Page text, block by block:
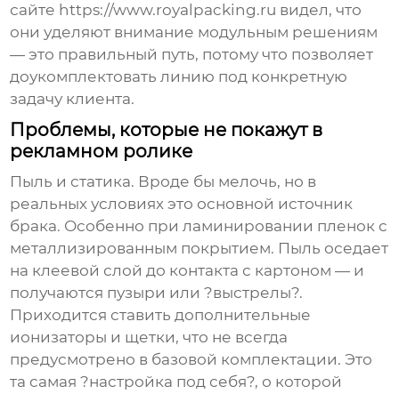
сайте https://www.royalpacking.ru видел, что
они уделяют внимание модульным решениям
— это правильный путь, потому что позволяет
доукомплектовать линию под конкретную
задачу клиента.
Проблемы, которые не покажут в
рекламном ролике
Пыль и статика. Вроде бы мелочь, но в
реальных условиях это основной источник
брака. Особенно при ламинировании пленок с
металлизированным покрытием. Пыль оседает
на клеевой слой до контакта с картоном — и
получаются пузыри или ?выстрелы?.
Приходится ставить дополнительные
ионизаторы и щетки, что не всегда
предусмотрено в базовой комплектации. Это
та самая ?настройка под себя?, о которой